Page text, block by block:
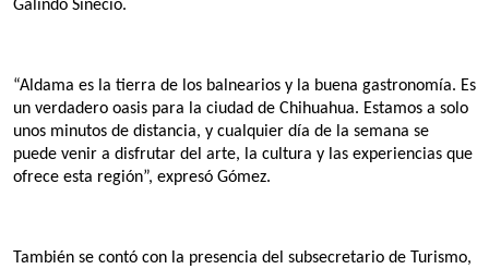
Galindo Sinecio.
“Aldama es la tierra de los balnearios y la buena gastronomía. Es
un verdadero oasis para la ciudad de Chihuahua. Estamos a solo
unos minutos de distancia, y cualquier día de la semana se
puede venir a disfrutar del arte, la cultura y las experiencias que
ofrece esta región”, expresó Gómez.
También se contó con la presencia del subsecretario de Turismo,